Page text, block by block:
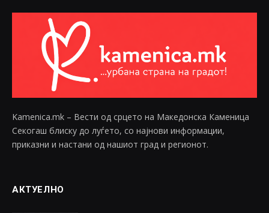
Kamenica.mk – Вести од срцето на Македонска Каменица
Секогаш блиску до луѓето, со најнови информации,
приказни и настани од нашиот град и регионот.
АКТУЕЛНО